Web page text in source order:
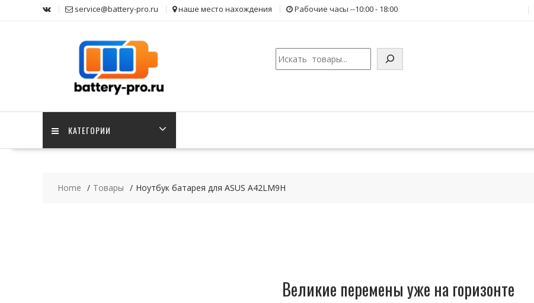
service@battery-pro.ru наше место нахождения Рабочие часы --10:00 - 18:00
Поиск
КАТЕГОРИИ
Home Товары Ноутбук батарея для ASUS A42LM9H
Великие перемены уже на горизонте